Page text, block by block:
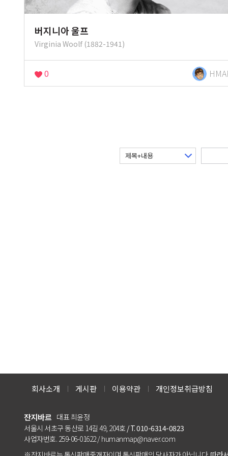
버지니아 울프
Virginia Woolf (1882-1941)
0
회사소개 게시판 이용약관 개인정보취급방침
잔지바르 대표 최윤정
서울시 서초구 동산로 14길 49, 204호 / T. 010-6314-0823
사업자번호. 259-06-01622 / humanmap@naver.com